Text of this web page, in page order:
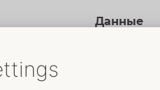
Данные